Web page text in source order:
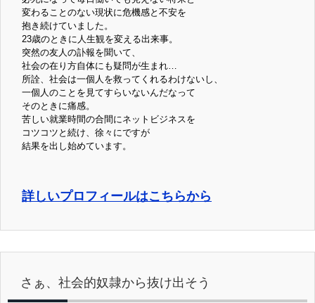
変わることのない現状に危機感と不安を
抱き続けていました。
23歳のときに人生観を変える出来事。
突然の友人の訃報を聞いて、
社会の在り方自体にも疑問が生まれ…
所詮、社会は一個人を救ってくれるわけないし、
一個人のことを見てすらいないんだなって
そのときに痛感。
苦しい就業時間の合間にネットビジネスを
コツコツと続け、徐々にですが
結果を出し始めています。
詳しいプロフィールはこちらから
さぁ、社会的奴隷から抜け出そう